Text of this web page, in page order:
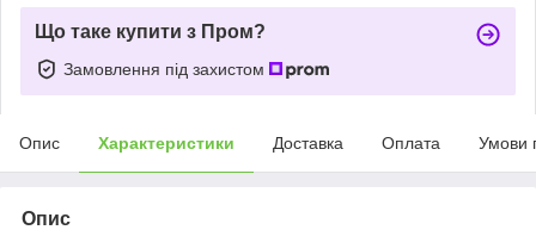
Що таке купити з Пром?
Замовлення під захистом
Опис Характеристики Доставка Оплата Умови
Опис